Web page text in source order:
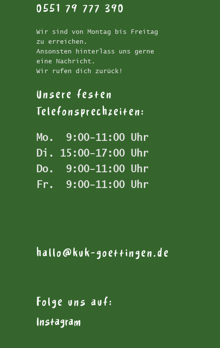
0551 79 777 390
Wir sind von Montag bis Freitag
zu erreichen.
Ansonsten hinterlass uns gerne
eine Nachricht.
Wir rufen dich zurück!
Unsere festen
Telefonsprechzeiten:
Mo.  9:00-11:00 Uhr
Di. 15:00-17:00 Uhr
Do.  9:00-11:00 Uhr
Fr.  9:00-11:00 Uhr
hallo@kuk-goettingen.de
Folge uns auf:
Instagram